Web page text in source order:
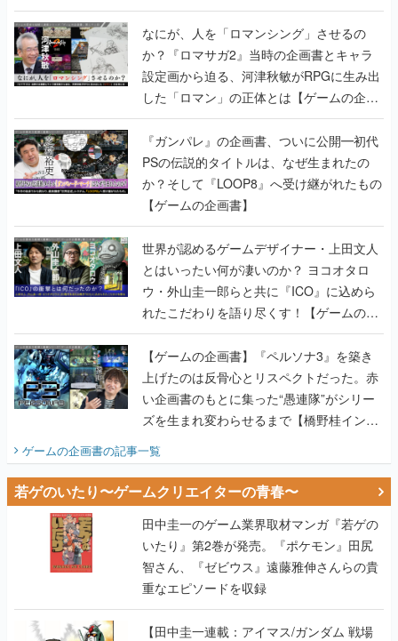
書】
なにが、人を「ロマンシング」させるの
か？『ロマサガ2』当時の企画書とキャラ
設定画から迫る、河津秋敏がRPGに生み出
した「ロマン」の正体とは【ゲームの企画
書】
『ガンパレ』の企画書、ついに公開━初代
PSの伝説的タイトルは、なぜ生まれたの
か？そして『LOOP8』へ受け継がれたもの
【ゲームの企画書】
世界が認めるゲームデザイナー・上田文人
とはいったい何が凄いのか？ ヨコオタロ
ウ・外山圭一郎らと共に『ICO』に込めら
れたこだわりを語り尽くす！【ゲームの企
画書】
【ゲームの企画書】『ペルソナ3』を築き
上げたのは反骨心とリスペクトだった。赤
い企画書のもとに集った“愚連隊”がシリー
ズを生まれ変わらせるまで【橋野桂インタ
ゲームの企画書の記事一覧
若ゲのいたり〜ゲームクリエイターの青春〜
田中圭一のゲーム業界取材マンガ『若ゲの
いたり』第2巻が発売。『ポケモン』田尻
智さん、『ゼビウス』遠藤雅伸さんらの貴
重なエピソードを収録
【田中圭一連載：アイマス/ガンダム 戦場